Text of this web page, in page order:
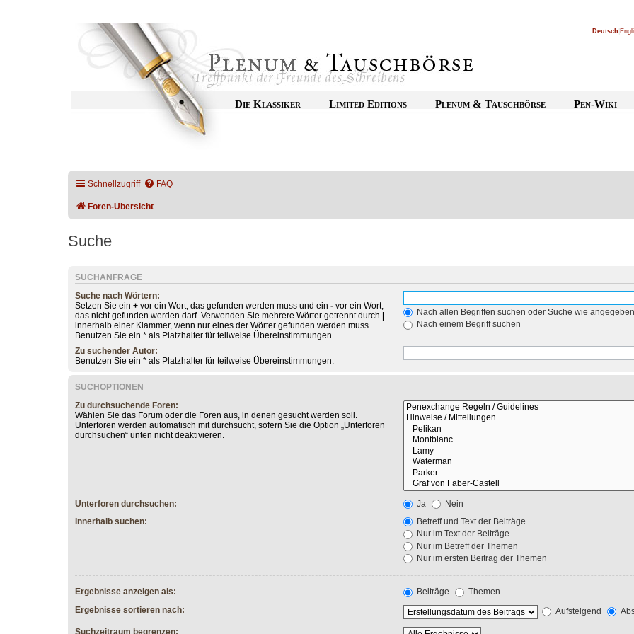
Deutsch
Die Klassiker Limited Editions Plenum & Tauschbörse Pen-Wiki
Schnellzugriff FAQ
Foren-Übersicht
Suche
SUCHANFRAGE
Suche nach Wörtern:
Setzen Sie ein + vor ein Wort, das gefunden werden muss und ein - vor ein Wort,
das nicht gefunden werden darf. Verwenden Sie mehrere Wörter getrennt durch
innerhalb einer Klammer, wenn nur eines der Wörter gefunden werden muss.
Benutzen Sie ein * als Platzhalter für teilweise Übereinstimmungen.
Nach allen Begriffen suchen oder Suche wie
Nach einem Begriff suchen
Zu suchender Autor:
Benutzen Sie ein * als Platzhalter für teilweise Übereinstimmungen.
SUCHOPTIONEN
Zu durchsuchende Foren:
Wählen Sie das Forum oder die Foren aus, in denen gesucht werden soll.
Unterforen werden automatisch mit durchsucht, sofern Sie die Option „Unterforen
durchsuchen“ unten nicht deaktivieren.
Unterforen durchsuchen: Ja
Nein
Innerhalb suchen:
Betreff und Text der Beiträge
Nur im Text der Beiträge
Nur im Betreff der Themen
Nur im ersten Beitrag der Themen
Ergebnisse anzeigen als: Beiträge
Themen
Ergebnisse sortieren nach:
Aufsteigend
Suchzeitraum begrenzen: